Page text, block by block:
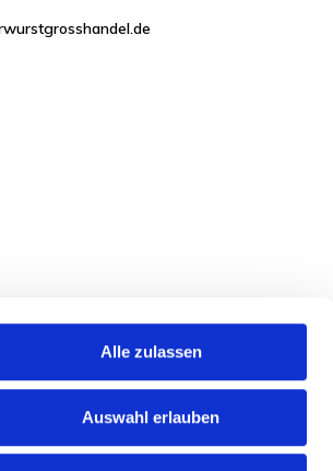
Alle zulassen
Auswahl erlauben